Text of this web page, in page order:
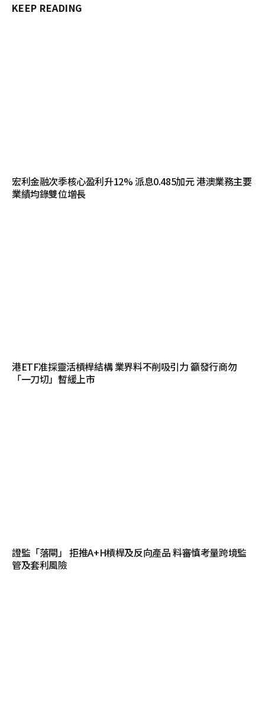
KEEP READING
宏利金融次季核心盈利升12% 派息0.485加元 港澳業務主要
業績均錄雙位增長
港ETF准採靈活槓桿結構 業界料不削吸引力 籲發行商勿
「一刀切」暫緩上市
證監「落閘」 拒推A+H槓桿及反向產品 料審慎考量跨境監
管及套利風險